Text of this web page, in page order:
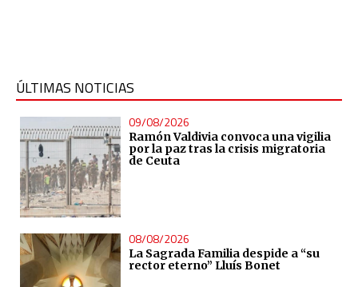
ÚLTIMAS NOTICIAS
09/08/2026
Ramón Valdivia convoca una vigilia
por la paz tras la crisis migratoria
de Ceuta
08/08/2026
La Sagrada Familia despide a “su
rector eterno” Lluís Bonet